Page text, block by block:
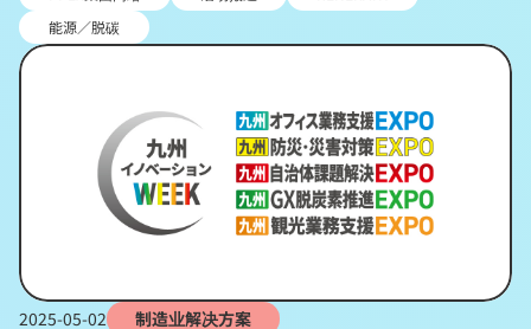
能源／脱碳
2025-05-02 制造业解决方案